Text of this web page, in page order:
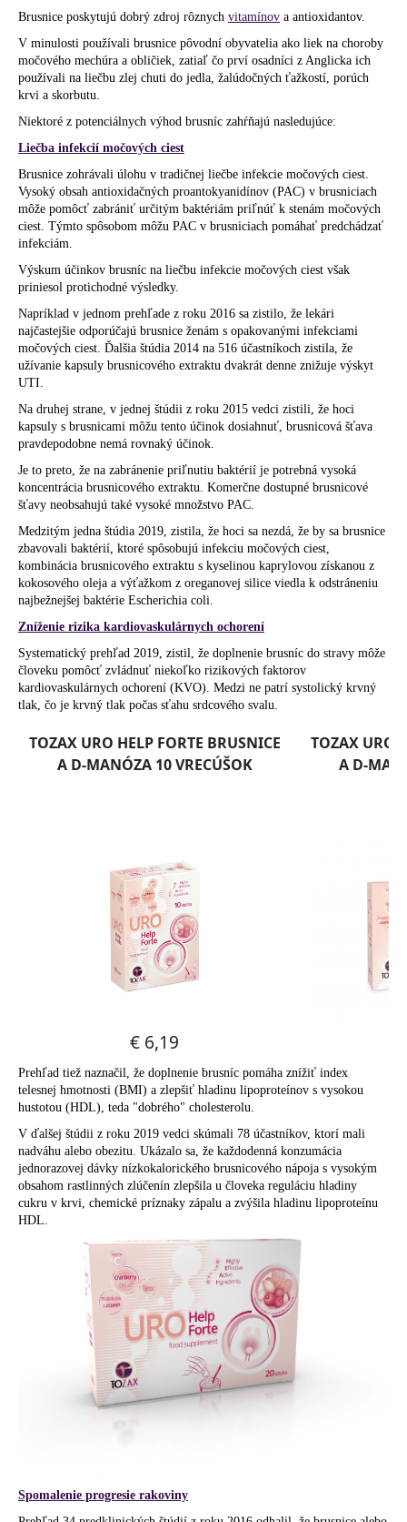
Brusnice poskytujú dobrý zdroj rôznych vitamínov a antioxidantov.
V minulosti používali brusnice pôvodní obyvatelia ako liek na choroby
močového mechúra a obličiek, zatiaľ čo prví osadníci z Anglicka ich
používali na liečbu zlej chuti do jedla, žalúdočných ťažkostí, porúch
krvi a skorbutu.
Niektoré z potenciálnych výhod brusníc zahŕňajú nasledujúce:
Liečba infekcií močových ciest
Brusnice zohrávali úlohu v tradičnej liečbe infekcie močových ciest.
Vysoký obsah antioxidačných proantokyanidínov (PAC) v brusniciach
môže pomôcť zabrániť určitým baktériám priľnúť k stenám močových
ciest. Týmto spôsobom môžu PAC v brusniciach pomáhať predchádzať
infekciám.
Výskum účinkov brusníc na liečbu infekcie močových ciest však
priniesol protichodné výsledky.
Napríklad v jednom prehľade z roku 2016 sa zistilo, že lekári
najčastejšie odporúčajú brusnice ženám s opakovanými infekciami
močových ciest. Ďalšia štúdia 2014 na 516 účastníkoch zistila, že
užívanie kapsuly brusnicového extraktu dvakrát denne znižuje výskyt
UTI.
Na druhej strane, v jednej štúdii z roku 2015 vedci zistili, že hoci
kapsuly s brusnicami môžu tento účinok dosiahnuť, brusnicová šťava
pravdepodobne nemá rovnaký účinok.
Je to preto, že na zabránenie priľnutiu baktérií je potrebná vysoká
koncentrácia brusnicového extraktu. Komerčne dostupné brusnicové
šťavy neobsahujú také vysoké množstvo PAC.
Medzitým jedna štúdia 2019, zistila, že hoci sa nezdá, že by sa brusnice
zbavovali baktérií, ktoré spôsobujú infekciu močových ciest,
kombinácia brusnicového extraktu s kyselinou kaprylovou získanou z
kokosového oleja a výťažkom z oreganovej silice viedla k odstráneniu
najbežnejšej baktérie Escherichia coli.
Zníženie rizika kardiovaskulárnych ochorení
Systematický prehľad 2019, zistil, že doplnenie brusníc do stravy môže
človeku pomôcť zvládnuť niekoľko rizikových faktorov
kardiovaskulárnych ochorení (KVO). Medzi ne patrí systolický krvný
tlak, čo je krvný tlak počas sťahu srdcového svalu.
Prehľad tiež naznačil, že doplnenie brusníc pomáha znížiť index
telesnej hmotnosti (BMI) a zlepšiť hladinu lipoproteínov s vysokou
hustotou (HDL), teda "dobrého" cholesterolu.
V ďalšej štúdii z roku 2019 vedci skúmali 78 účastníkov, ktorí mali
nadváhu alebo obezitu. Ukázalo sa, že každodenná konzumácia
jednorazovej dávky nízkokalorického brusnicového nápoja s vysokým
obsahom rastlinných zlúčenín zlepšila u človeka reguláciu hladiny
cukru v krvi, chemické príznaky zápalu a zvýšila hladinu lipoproteínu
HDL.
Spomalenie progresie rakoviny